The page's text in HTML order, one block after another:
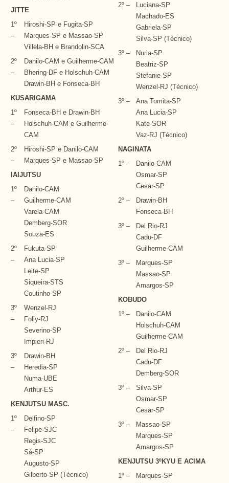
JITTE
1º
–
Hiroshi-SP e Fugita-SP
Marques-SP e Massao-SP
Villela-BH e Brandolin-SCA
2º
–
Danilo-CAM e Guilherme-CAM
Bhering-DF e Holschuh-CAM
Drawin-BH e Fonseca-BH
KUSARIGAMA
1º
–
Fonseca-BH e Drawin-BH
Holschuh-CAM e Guilherme-
CAM
2º
–
Hiroshi-SP e Danilo-CAM
Marques-SP e Massao-SP
IAIJUTSU
1º
–
Danilo-CAM
Guilherme-CAM
Varela-CAM
Demberg-SOR
Souza-ES
2º
–
Fukuta-SP
Ana Lucia-SP
Leite-SP
Siqueira-STS
Coutinho-SP
3º
–
Wenzel-RJ
Folly-RJ
Severino-SP
Impieri-RJ
3º
–
Drawin-BH
Heredia-SP
Numa-UBE
Arthur-ES
KENJUTSU MASC.
1º
–
Delfino-SP
Felipe-SJC
Regis-SJC
Sá-SP
Augusto-SP
Gilberto-SP (Técnico)
2º –
Luciana-SP
Machado-ES
Gabriela-SP
Silva-SP (Técnico)
3º –
Nuria-SP
Beatriz-SP
Stefanie-SP
Wenzel-RJ (Técnico)
3º –
Ana Tomita-SP
Ana Lucia-SP
Kate-SOR
Vaz-RJ (Técnico)
NAGINATA
1º –
Danilo-CAM
Osmar-SP
Cesar-SP
2º –
Drawin-BH
Fonseca-BH
3º –
Del Rio-RJ
Cadu-DF
Guilherme-CAM
3º –
Marques-SP
Massao-SP
Amargos-SP
KOBUDO
1º –
Danilo-CAM
Holschuh-CAM
Guilherme-CAM
2º –
Del Rio-RJ
Cadu-DF
Demberg-SOR
3º –
Silva-SP
Osmar-SP
Cesar-SP
3º –
Massao-SP
Marques-SP
Amargos-SP
KENJUTSU 3ºKYU E ACIMA
1º –
Marques-SP